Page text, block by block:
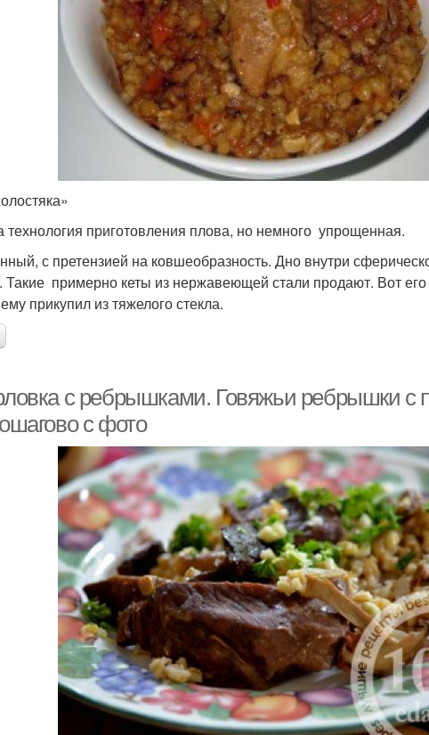
технология приготовления плова, но немного упрощенная.
с претензией на ковшеобразность. Дно внутри
примерно кеты из нержавеющей стали продают. Вот его
прикупил из тяжелого стекла.
с ребрышками. Говяжьи ребрышки с
с фото